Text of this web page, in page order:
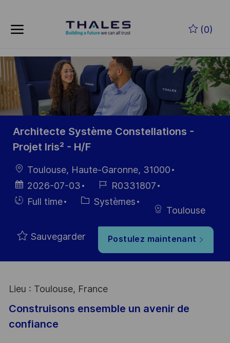
(0)
-
Architecte Système Constellations -
Projet Iris² - H/F
localisation
Toulouse, Haute-Garonne, 31000
Date
d’affichage
2026-07-03
Référence
du poste
R0331807
HiringFull time Catégorie
Systèmes
Toulouse
Sauvegarder Postulez maintenant
Lieu : Toulouse, France
Construisons ensemble un avenir de
confiance